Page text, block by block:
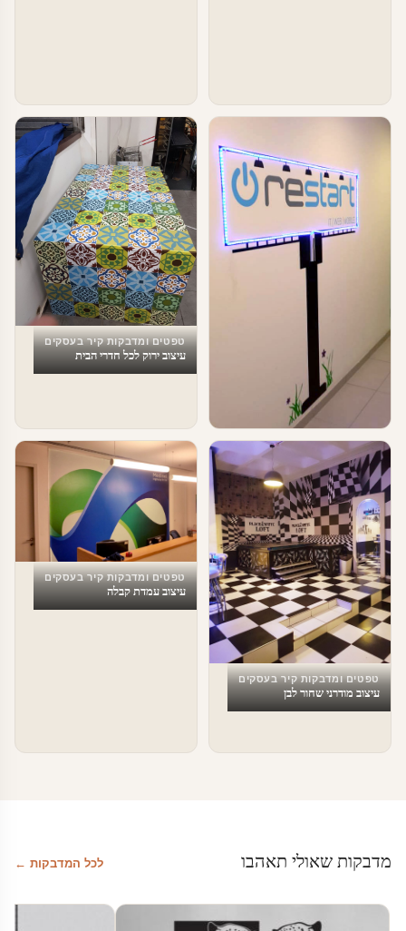
טפטים ומדבקות קיר בעסקים
עיצוב משרדים
טפטים ומדבקות קיר בעסקים
עיצוב ירוק לכל חדרי הבית
טפטים ומדבקות קיר בעסקים
עיצוב מודרני שחור לבן
טפטים ומדבקות קיר בעסקים
עיצוב עמדת קבלה
מדבקות שאולי תאהבו לכל המדבקות ←